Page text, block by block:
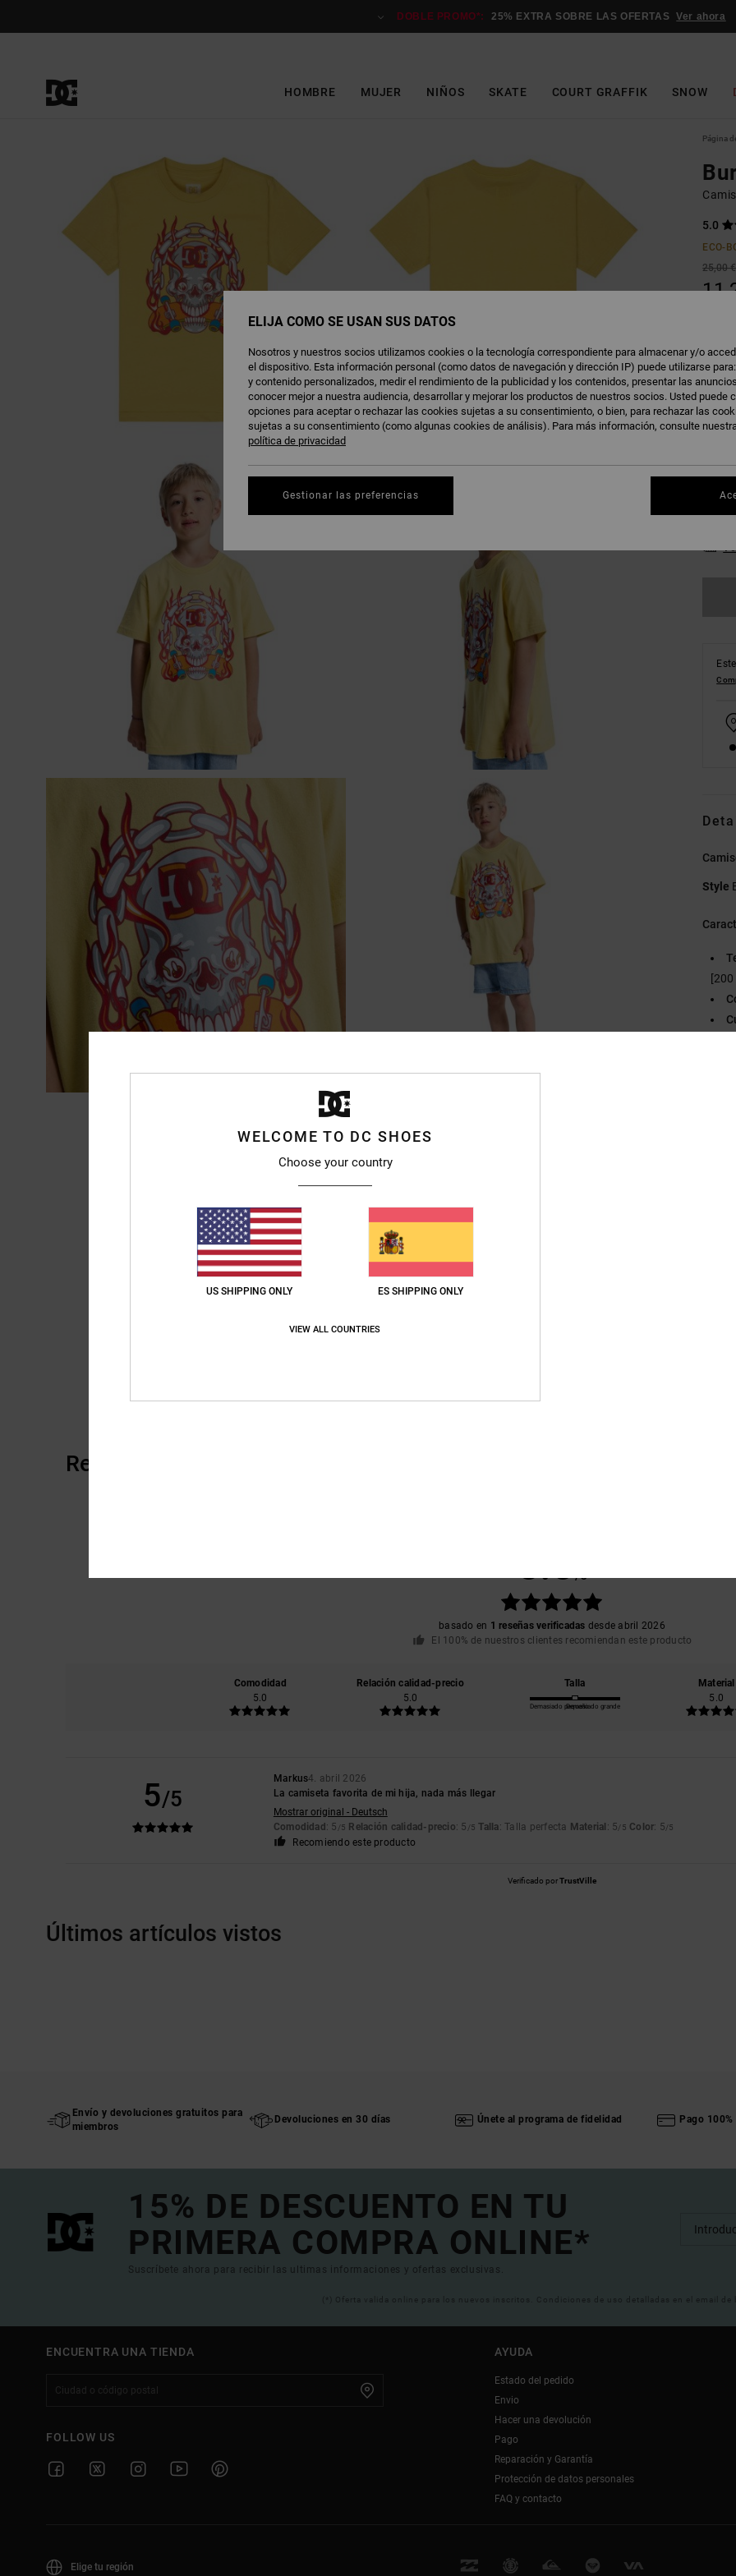
DOBLE PROMO*: 25% EXTRA SOBRE LAS OFERTAS Ver ahora
HOMBRE MUJER NIÑOS SKATE COURT GRAFFIK SNOW
Página
5.0
ECO-
25,00 €
Color
Style
Reseñas de los clientes
5.0/5
basado en 1 reseñas verificadas desde abril 2026
El 100% de nuestros clientes recomiendan este producto
Comodidad
5.0
Relación calidad-precio
5.0
Talla
Demasiado pequeñoDemasiado grande
Material
5.0
5/5
Markus4. abril 2026
La camiseta favorita de mi hija, nada más llegar
Mostrar original - Deutsch
Comodidad : 5 /5 Relación calidad-precio: 5 /5 Talla: Talla perfecta Material : 5/5 Color: 5/5
Recomiendo este producto
Verificado porTrustVille
Últimos artículos vistos
Envío y devoluciones gratuitos para
miembros
Devoluciones en 30 días Únete al programa de fidelidad Pago
15% DE DESCUENTO EN TU
PRIMERA COMPRA ONLINE*
Suscríbete ahora para recibir las ultimas informaciones y ofertas exclusivas.
(*) Oferta valida online para los nuevos inscritos. Condiciones de uso detalladas en el email de
ENCUENTRA UNA TIENDA
FOLLOW US
AYUDA
Estado del pedido
Envio
Hacer una devolución
Pago
Reparación y Garantía
Protección de datos personales
FAQ y contacto
Elige tu región
WELCOME TO DC SHOES
Choose your country
US SHIPPING ONLY ES SHIPPING ONLY
VIEW ALL COUNTRIES
ELIJA CÓMO SE USAN SUS DATOS
Nosotros y nuestros socios utilizamos cookies o la tecnología correspondiente para almacenar y/o
el dispositivo. Esta información personal (como datos de navegación y dirección IP) puede utilizarse
y contenido personalizados, medir el rendimiento de la publicidad y los contenidos, presentar las
conocer mejor a nuestra audiencia, desarrollar y mejorar los productos de nuestros socios. Usted puede
opciones para aceptar o rechazar las cookies sujetas a su consentimiento, o bien, para rechazar las
sujetas a su consentimiento (como algunas cookies de análisis). Para más información, consulte
política de privacidad
Gestionar las preferencias